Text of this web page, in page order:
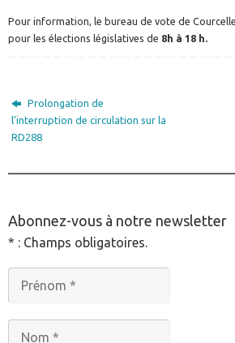
Pour information, le bureau de vote de
pour les élections législatives de 8h à 18 h.
Prolongation de
l’interruption de circulation sur la
RD288
Abonnez-vous à notre newsletter
* : Champs obligatoires.